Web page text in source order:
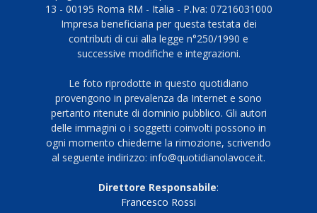
13 - 00195 Roma RM - Italia - P.Iva: 07216031000
Impresa beneficiaria per questa testata dei
contributi di cui alla legge n°250/1990 e
successive modifiche e integrazioni.
Le foto riprodotte in questo quotidiano
provengono in prevalenza da Internet e sono
pertanto ritenute di dominio pubblico. Gli autori
delle immagini o i soggetti coinvolti possono in
ogni momento chiederne la rimozione, scrivendo
al seguente indirizzo: info@quotidianolavoce.it.
Direttore Responsabile:
Francesco Rossi